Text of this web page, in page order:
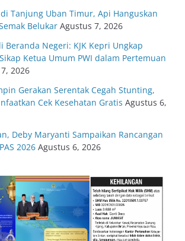
Tanjung Uban Timur, Api Hanguskan
Belukar Agustus 7, 2026
Beranda Negeri: KJK Kepri Ungkap
Ketua Umum PWI dalam Pertemuan
2026
Gerakan Serentak Cegah Stunting,
Cek Kesehatan Gratis Agustus 6,
Deby Maryanti Sampaikan Rancangan
2026 Agustus 6, 2026